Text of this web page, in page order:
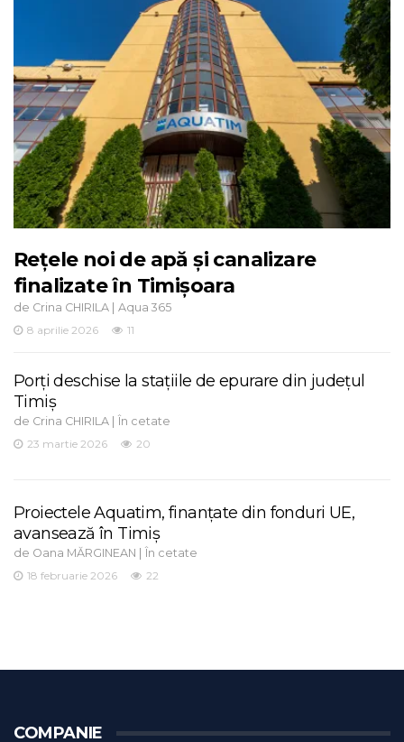
Rețele noi de apă și canalizare
finalizate în Timișoara
de Crina CHIRILA | Aqua 365
8 aprilie 2026
11
Porți deschise la stațiile de epurare din județul
Timiș
de Crina CHIRILA | În cetate
23 martie 2026
20
Proiectele Aquatim, finanțate din fonduri UE,
avansează în Timiș
de Oana MĂRGINEAN | În cetate
18 februarie 2026
22
COMPANIE